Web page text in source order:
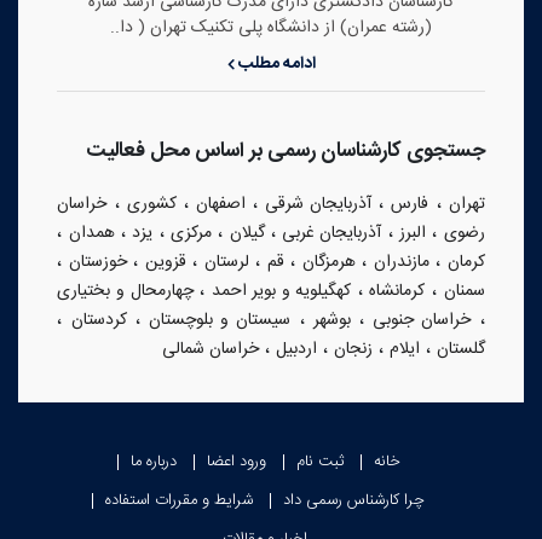
(رشته عمران) از دانشگاه پلی تکنیک تهران ( دا..
ادامه مطلب
جستجوی کارشناسان رسمی بر اساس محل فعالیت
تهران ، فارس،آذربایجان شرقی ، اصفهان ،کشوری ،خراسان
رضوی ، البرز،آذربایجان غربی ،گیلان ،مرکزی ، یزد،همدان ،
کرمان ،مازندران ،هرمزگان ، قم ، لرستان ، قزوین ،خوزستان ،
سمنان ، کرمانشاه، کهگیلویه و بویر احمد ،چهارمحال و بختیاری
،خراسان جنوبی ،بوشهر، سیستان و بلوچستان،کردستان ،
گلستان ، ایلام ، زنجان ، اردبیل ،خراسان شمالی
خانه ثبت نام ورود اعضا
درباره ما
چرا کارشناس رسمی داد
شرایط و مقررات استفاده